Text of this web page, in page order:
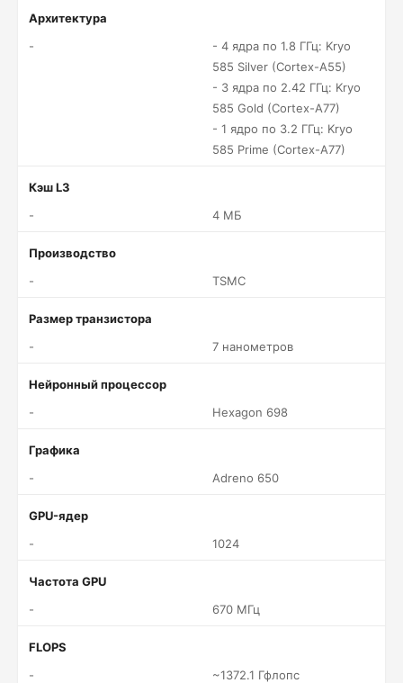
Архитектура
-
- 4 ядра по 1.8 ГГц: Kryo
585 Silver (Cortex-A55)
- 3 ядра по 2.42 ГГц: Kryo
585 Gold (Cortex-A77)
- 1 ядро по 3.2 ГГц: Kryo
585 Prime (Cortex-A77)
Кэш L3
-
4 МБ
Производство
-
TSMC
Размер транзистора
-
7 нанометров
Нейронный процессор
-
Hexagon 698
Графика
-
Adreno 650
GPU-ядер
-
1024
Частота GPU
-
670 МГц
FLOPS
-
~1372.1 Гфлопс